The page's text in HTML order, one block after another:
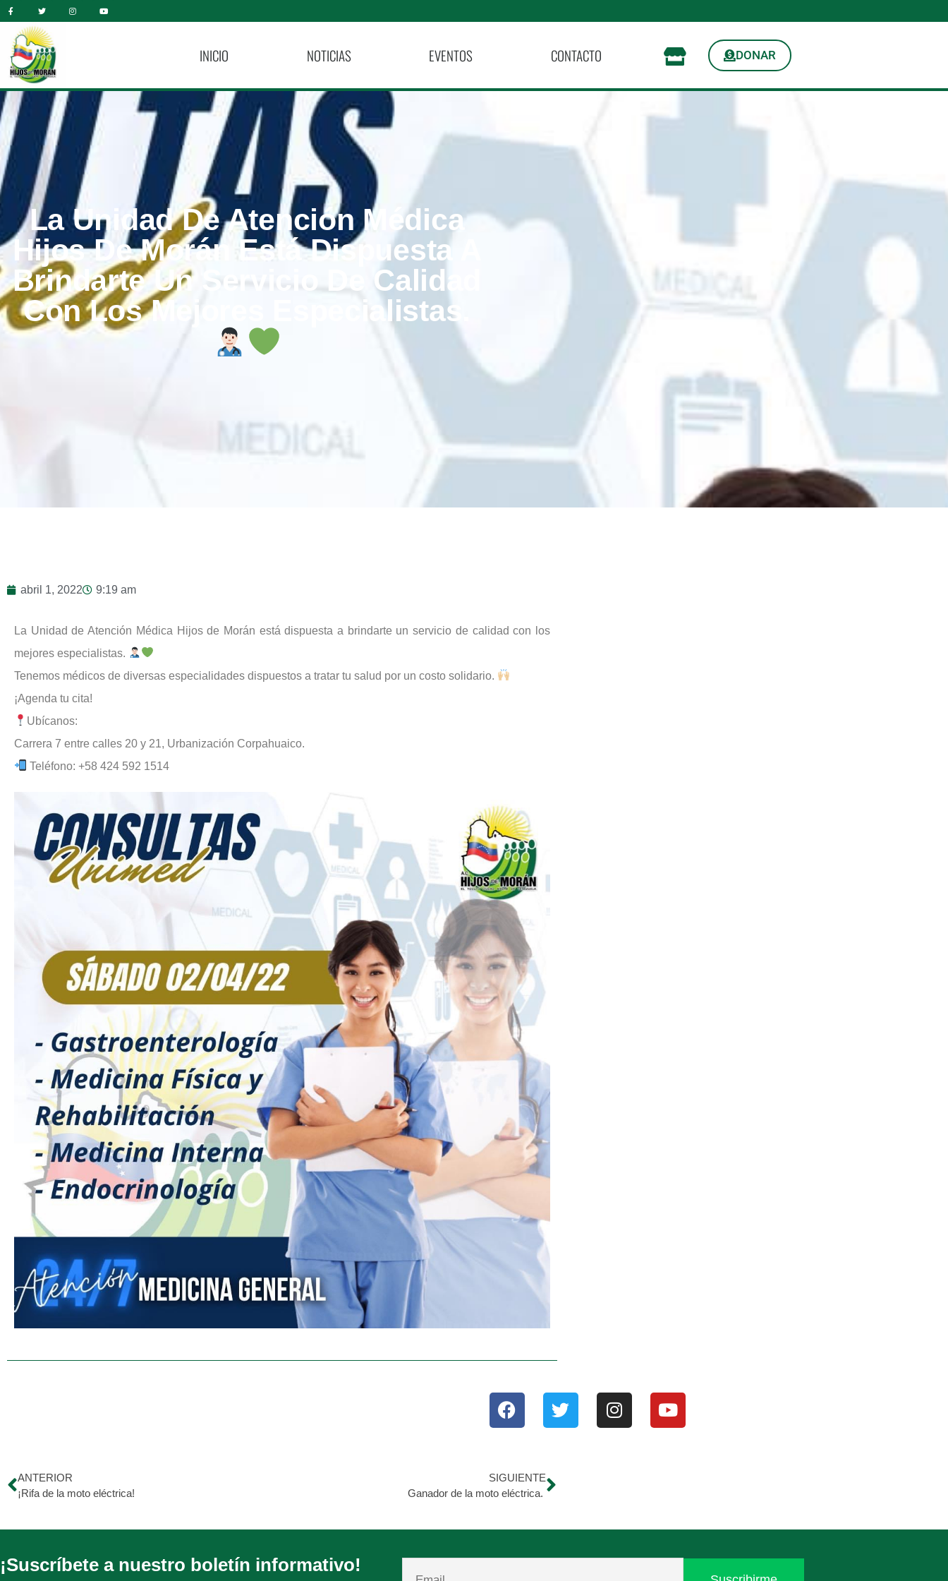
INICIO NOTICIAS EVENTOS CONTACTO DONAR
La Unidad De Atención Médica
Hijos De Morán Está Dispuesta A
Brindarte Un Servicio De Calidad
Con Los Mejores Especialistas.
abril 1, 2022 9:19 am
La Unidad de Atención Médica Hijos de Morán está dispuesta a brindarte un servicio de calidad con los
mejores especialistas.
Tenemos médicos de diversas especialidades dispuestos a tratar tu salud por un costo solidario.
¡Agenda tu cita!
Ubícanos:
Carrera 7 entre calles 20 y 21, Urbanización Corpahuaico.
Teléfono: +58 424 592 1514
ANTERIOR
¡Rifa de la moto eléctrica!
SIGUIENTE
Ganador de la moto eléctrica.
¡Suscríbete a nuestro boletín informativo!